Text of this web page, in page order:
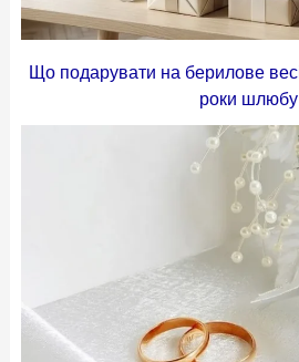
Що подарувати на берилове
роки шлюбу